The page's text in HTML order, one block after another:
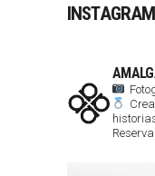
INSTAGRAM